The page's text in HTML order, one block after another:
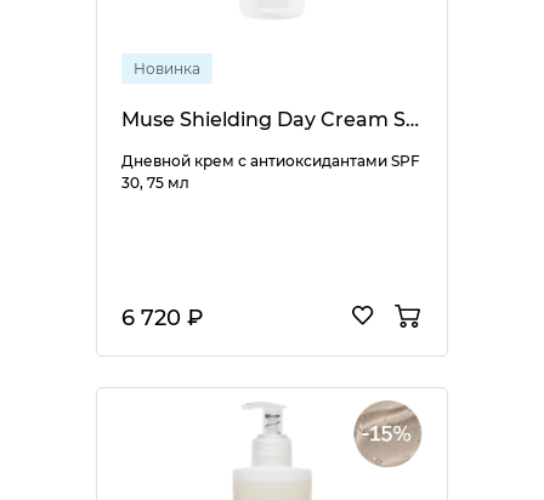
Новинка
Muse Shielding Day Cream SPF 30
Дневной крем с антиоксидантами SPF
30, 75 мл
6 720 ₽